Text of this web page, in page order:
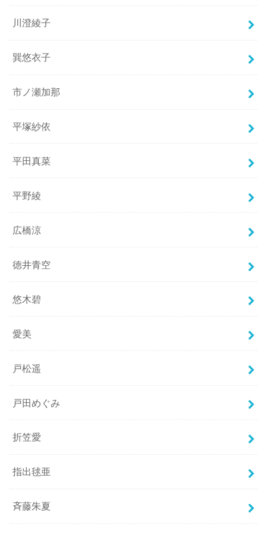
川澄綾子
巽悠衣子
市ノ瀬加那
平塚紗依
平田真菜
平野綾
広橋涼
徳井青空
悠木碧
愛美
戸松遥
戸田めぐみ
折笠愛
指出毬亜
斉藤朱夏